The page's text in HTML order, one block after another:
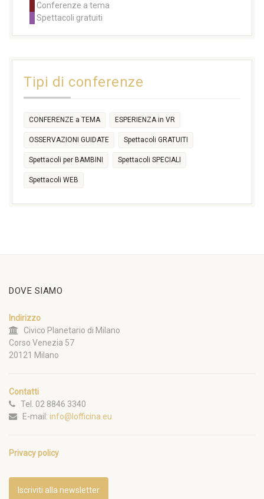
11:00 11:00 11:00
14:30
14:30 14:30
17:30
Conferenze a tema
Spettacoli gratuiti
Tipi di conferenze
CONFERENZE a TEMA ESPERIENZA in VR
OSSERVAZIONI GUIDATE Spettacoli GRATUITI
Spettacoli per BAMBINI Spettacoli SPECIALI
Spettacoli WEB
DOVE SIAMO
Indirizzo
Civico Planetario di Milano
Corso Venezia 57
20121 Milano
Contatti
Tel. 02 8846 3340
E-mail: info@lofficina.eu
Privacy policy
Iscriviti alla newsletter